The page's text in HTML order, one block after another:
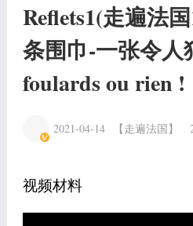
Reflets1(走遍法
条围巾-一张令人
foulards ou rien !
2021-04-14 【走遍法国】
视频材料